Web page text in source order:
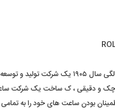
و دقیقی ، ک ساخت یک شرکت
بودن ساعت های خود را به تمامی